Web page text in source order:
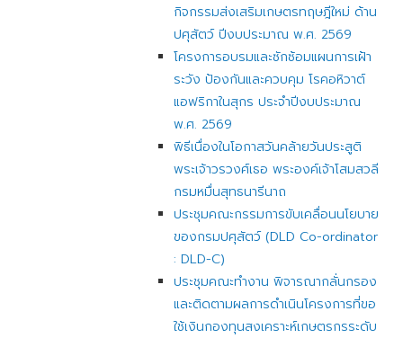
กิจกรรมส่งเสริมเกษตรทฤษฎีใหม่ ด้าน
ปศุสัตว์ ปีงบประมาณ พ.ศ. 2569
โครงการอบรมและซักซ้อมแผนการเฝ้า
ระวัง ป้องกันและควบคุม โรคอหิวาต์
แอฟริกาในสุกร ประจำปีงบประมาณ
พ.ศ. 2569
พิธีเนื่องในโอกาสวันคล้ายวันประสูติ
พระเจ้าวรวงศ์เธอ พระองค์เจ้าโสมสวลี
กรมหมื่นสุทธนารีนาถ
ประชุมคณะกรรมการขับเคลื่อนนโยบาย
ของกรมปศุสัตว์ (DLD Co-ordinator
: DLD-C)
ประชุมคณะทำงาน พิจารณากลั่นกรอง
และติดตามผลการดำเนินโครงการที่ขอ
ใช้เงินกองทุนสงเคราะห์เกษตรกรระดับ